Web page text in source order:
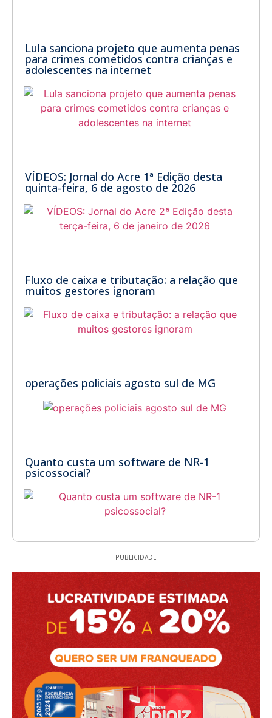
Lula sanciona projeto que aumenta penas
para crimes cometidos contra crianças e
adolescentes na internet
VÍDEOS: Jornal do Acre 1ª Edição desta
quinta-feira, 6 de agosto de 2026
Fluxo de caixa e tributação: a relação que
muitos gestores ignoram
operações policiais agosto sul de MG
Quanto custa um software de NR-1
psicossocial?
PUBLICIDADE